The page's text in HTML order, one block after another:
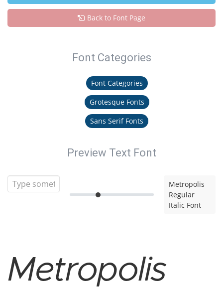
Back to Font Page
Font Categories
Font Categories
Grotesque Fonts
Sans Serif Fonts
Preview Text Font
Metropolis
Regular
Italic Font
Metropolis